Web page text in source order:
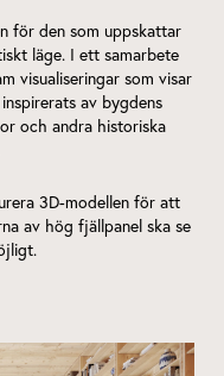
för den som uppskattar
läge. I ett samarbete
visualiseringar som visar
av bygdens
och andra historiska
3D-modellen för att
av hög fjällpanel ska se